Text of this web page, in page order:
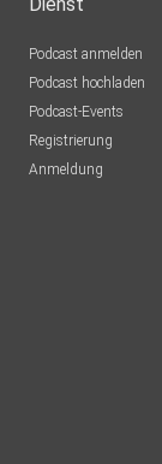
Podcast anmelden
Podcast hochladen
Podcast-Events
Registrierung
Anmeldung